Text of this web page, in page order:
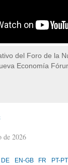
del Foro de la
Economía
de 2026
DE EN-GB FR PT-PT